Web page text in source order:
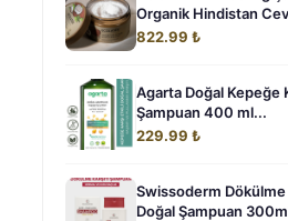
Organik Hindistan
822.99 ₺
Agarta Doğal Kepeğe
Şampuan 400 ml...
229.99 ₺
Swissoderm Dökülme
Doğal Şampuan